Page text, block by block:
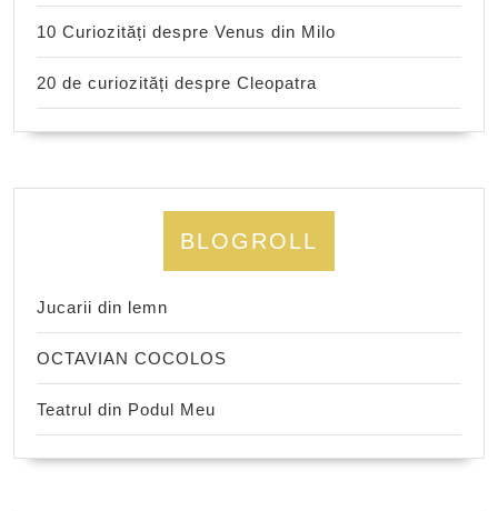
10 Curiozități despre Venus din Milo
20 de curiozități despre Cleopatra
BLOGROLL
Jucarii din lemn
OCTAVIAN COCOLOS
Teatrul din Podul Meu